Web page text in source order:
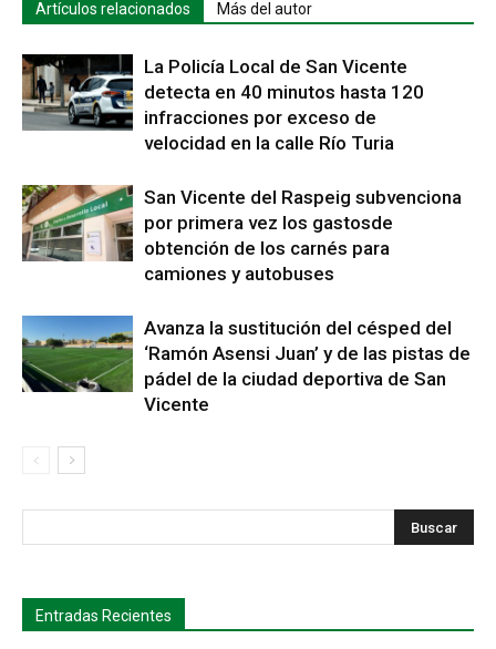
Artículos relacionados Más del autor
La Policía Local de San Vicente
detecta en 40 minutos hasta 120
infracciones por exceso de
velocidad en la calle Río Turia
San Vicente del Raspeig subvenciona
por primera vez los gastosde
obtención de los carnés para
camiones y autobuses
Avanza la sustitución del césped del
‘Ramón Asensi Juan’ y de las pistas de
pádel de la ciudad deportiva de San
Vicente
Entradas Recientes